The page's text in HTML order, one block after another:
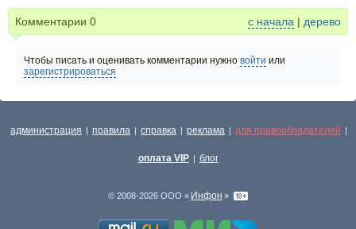
Комментарии 0 с начала | дерево
Чтобы писать и оценивать комментарии нужно войти или
зарегистрироваться
администрация | правила | справка | реклама | для правообладателей |
оплата VIP | блог
© 2008-2026 ООО « Инфон »